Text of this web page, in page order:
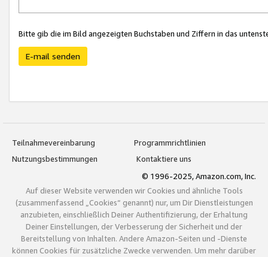
Bitte gib die im Bild angezeigten Buchstaben und Ziffern in das
E-mail senden
Teilnahmevereinbarung
Programmrichtlinien
Nutzungsbestimmungen
Kontaktiere uns
© 1996-2025, Amazon.com, Inc.
Auf dieser Website verwenden wir Cookies und ähnliche Tools
(zusammenfassend „Cookies“ genannt) nur, um Dir Dienstleistungen
anzubieten, einschließlich Deiner Authentifizierung, der Erhaltung
Deiner Einstellungen, der Verbesserung der Sicherheit und der
Bereitstellung von Inhalten. Andere Amazon-Seiten und -Dienste
können Cookies für zusätzliche Zwecke verwenden. Um mehr darüber